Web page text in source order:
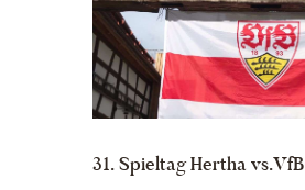
31. Spieltag Hertha vs.VfB